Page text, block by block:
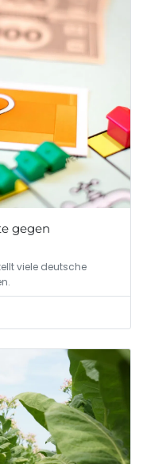
gegen
viele deutsche